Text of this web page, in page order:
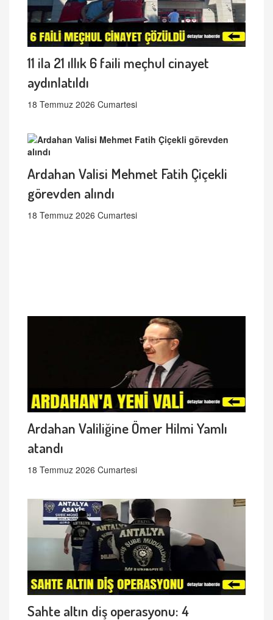
11 ila 21 ıllık 6 faili meçhul cinayet
aydınlatıldı
18 Temmuz 2026 Cumartesi
Ardahan Valisi Mehmet Fatih Çiçekli
görevden alındı
18 Temmuz 2026 Cumartesi
Ardahan Valiliğine Ömer Hilmi Yamlı
atandı
18 Temmuz 2026 Cumartesi
Sahte altın diş operasyonu: 4